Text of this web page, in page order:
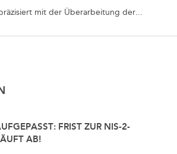
mit der Überarbeitung der...
FRIST ZUR NIS-2-
AB!